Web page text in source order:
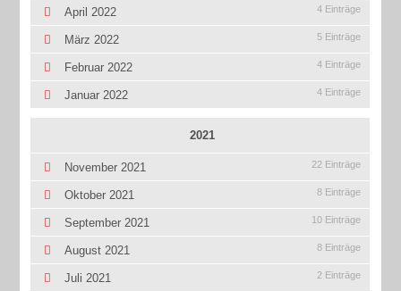
April 2022 4 Einträge
März 2022 5 Einträge
Februar 2022 4 Einträge
Januar 2022 4 Einträge
2021
November 2021 22 Einträge
Oktober 2021 8 Einträge
September 2021 10 Einträge
August 2021 8 Einträge
Juli 2021 2 Einträge